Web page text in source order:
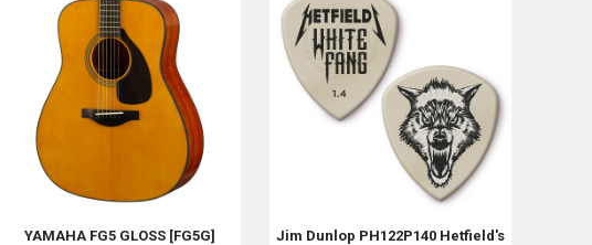
YAMAHA FG5 GLOSS [FG5G] Jim Dunlop PH122P140 Hetfield's